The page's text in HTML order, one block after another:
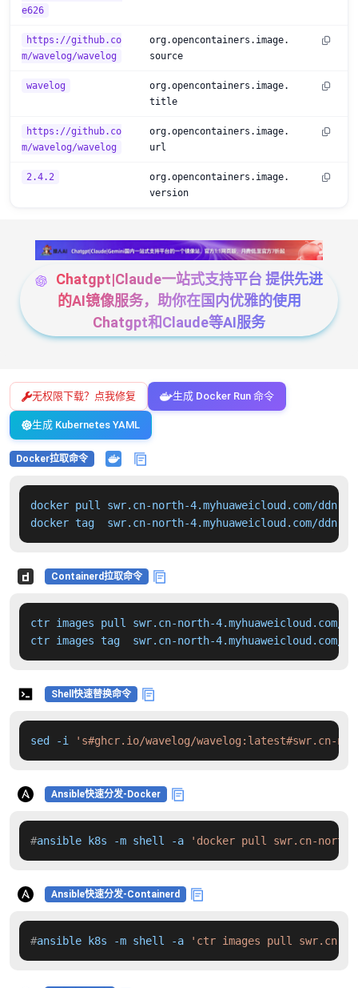
e626
https://github.co
m/wavelog/wavelog
org.opencontainers.image.
source
wavelog
org.opencontainers.image.
title
https://github.co
m/wavelog/wavelog
org.opencontainers.image.
url
2.4.2
org.opencontainers.image.
version
Chatgpt|Claude一站式支持平台 提供先进
的AI镜像服务，助你在国内优雅的使用
Chatgpt和Claude等AI服务
无权限下载？点我修复 生成 Docker Run 命令
生成 Kubernetes YAML
Docker拉取命令
docker pull swr.cn-north-4.myhuaweicloud.com/ddn-
docker tag  swr.cn-north-4.myhuaweicloud.com/
Containerd拉取命令
ctr images pull swr.cn-north-4.myhuaweicloud.com/
ctr images tag  swr.cn-north-
Shell快速替换命令
sed -i 's#ghcr.io/wavelog/wavelog:latest#swr.cn-
Ansible快速分发-Docker
#ansible k8s -m shell -a 'docker pull swr.cn-north-
Ansible快速分发-Containerd
#ansible k8s -m shell -a 'ctr images pull swr.cn-